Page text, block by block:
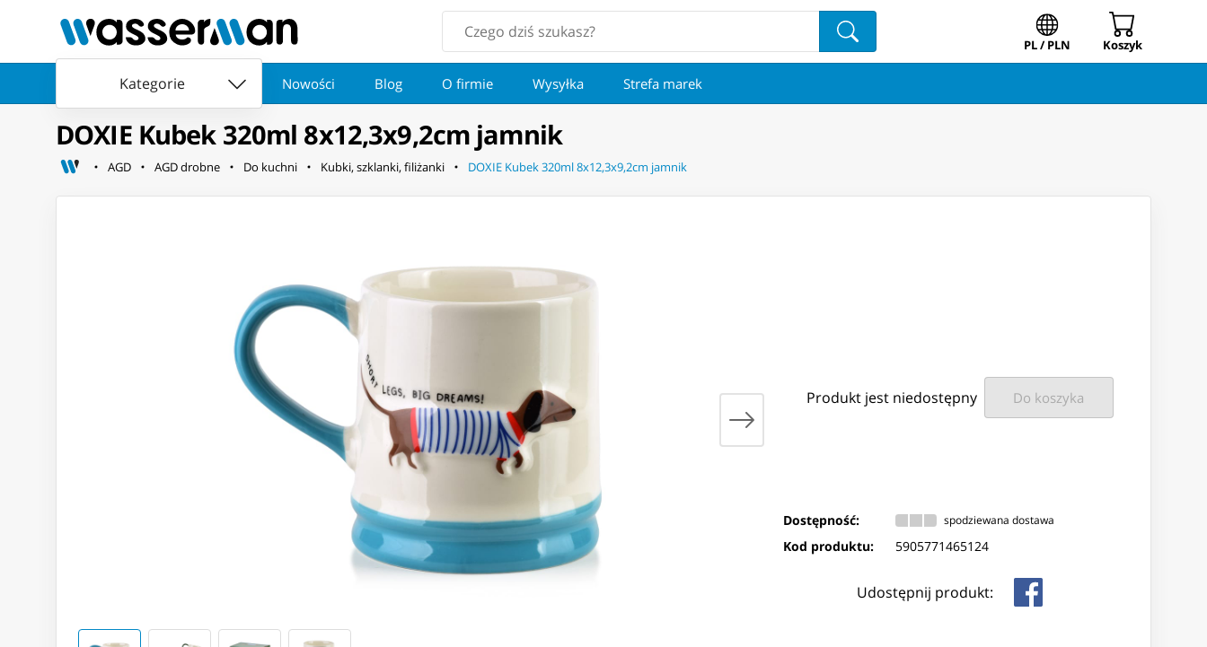
PL / PLN Koszyk
Kategorie Nowości Blog O firmie Wysyłka Strefa marek
DOXIE Kubek 320ml 8x12,3x9,2cm jamnik
AGD AGD drobne Do kuchni Kubki, szklanki, filiżanki DOXIE Kubek 320ml 8x12,3x9,2cm jamnik
Produkt jest niedostępny Do koszyka
Dostępność: spodziewana dostawa
Kod produktu: 5905771465124
Udostępnij produkt: